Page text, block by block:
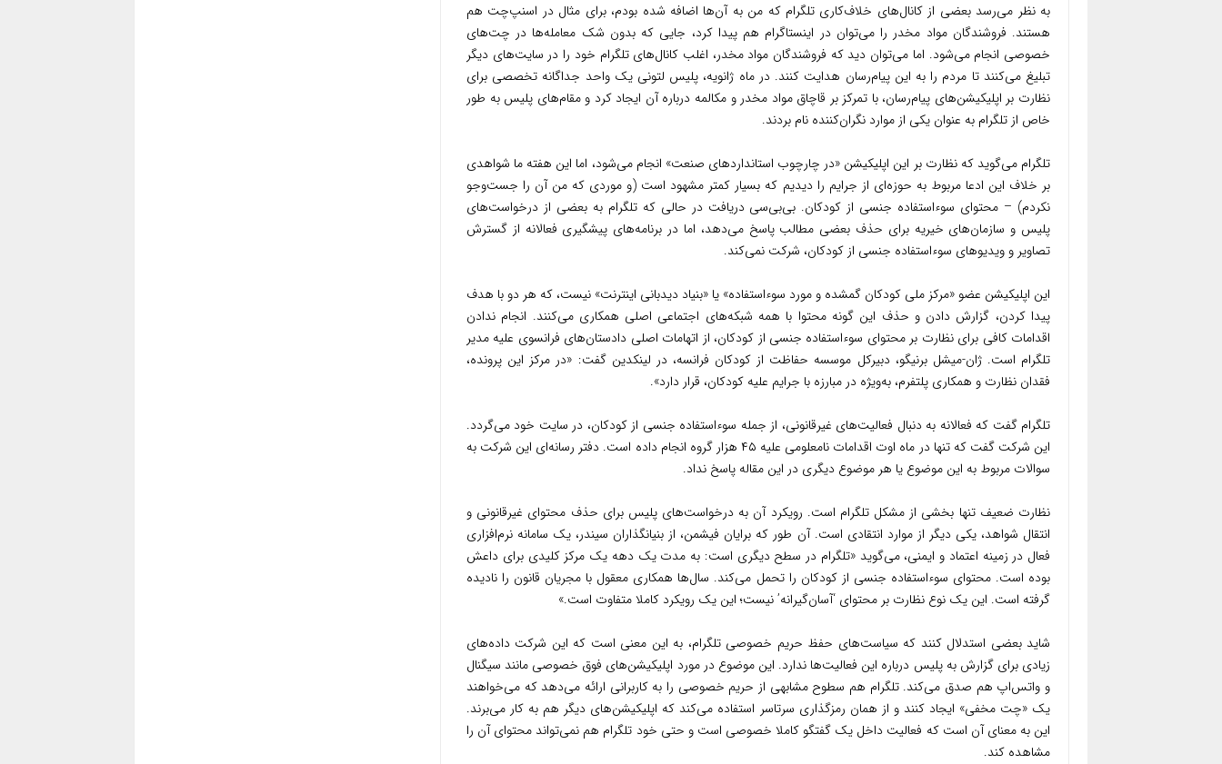
به نظر می‌رسد بعضی از کانال‌های خلاف‌کاری تلگرام که من به آن‌ها اضافه شده بودم، برای مثال در اسنپ‌چت هم
هستند. فروشندگان مواد مخدر را می‌توان در اینستاگرام هم پیدا کرد، جایی که بدون شک معامله‌ها در چت‌های
خصوصی انجام می‌شود. اما می‌توان دید که فروشندگان مواد مخدر، اغلب کانال‌های تلگرام خود را در سایت‌های دیگر
تبلیغ می‌کنند تا مردم را به این پیام‌رسان هدایت کنند. در ماه ژانویه، پلیس لتونی یک واحد جداگانه تخصصی برای
نظارت بر اپلیکیشن‌های پیام‌رسان، با تمرکز بر قاچاق مواد مخدر و مکالمه درباره آن ایجاد کرد و مقام‌های پلیس به طور
خاص از تلگرام به عنوان یکی از موارد نگران‌کننده نام بردند.
تلگرام می‌گوید که نظارت بر این اپلیکیشن «در چارچوب استانداردهای صنعت» انجام می‌شود، اما این هفته ما شواهدی
بر خلاف این ادعا مربوط به حوزه‌ای از جرایم را دیدیم که بسیار کمتر مشهود است (و موردی که من آن را جست‌وجو
نکردم) – محتوای سوءاستفاده جنسی از کودکان. بی‌بی‌سی دریافت در حالی که تلگرام به بعضی از درخواست‌های
پلیس و سازمان‌های خیریه برای حذف بعضی مطالب‌ پاسخ می‌دهد، اما در برنامه‌های پیشگیری فعالانه از گسترش
تصاویر و ویدیوهای سوءاستفاده جنسی از کودکان، شرکت نمی‌کند.
این اپلیکیشن عضو «مرکز ملی کودکان گمشده و مورد سوء‌استفاده» یا «بنیاد دیدبانی اینترنت» نیست، که هر دو با هدف
پیدا کردن، گزارش دادن و حذف این گونه محتوا با همه شبکه‌های اجتماعی اصلی همکاری می‌کنند. انجام ندادن
اقدامات کافی برای نظارت بر محتوای سوءاستفاده جنسی از کودکان، از اتهامات اصلی دادستان‌های فرانسوی علیه مدیر
تلگرام است. ژان-میشل برنیگو، دبیرکل موسسه حفاظت از کودکان فرانسه، در لینکدین گفت: «در مرکز این پرونده،
فقدان نظارت و همکاری پلتفرم، به‌ویژه در مبارزه با جرایم علیه کودکان، قرار دارد».
تلگرام گفت که فعالانه به دنبال فعالیت‌های غیرقانونی، از جمله سوءاستفاده جنسی از کودکان، در سایت خود می‌گردد.
این شرکت گفت که تنها در ماه اوت اقدامات نامعلومی علیه ۴۵ هزار گروه انجام داده است. دفتر رسانه‌ای این شرکت به
سوالات مربوط به این موضوع یا هر موضوع دیگری در این مقاله پاسخ نداد.
نظارت ضعیف تنها بخشی از مشکل تلگرام است. رویکرد آن به درخواست‌های پلیس برای حذف محتوای غیرقانونی و
انتقال شواهد، یکی دیگر از موارد انتقادی است. آن طور که برایان فیشمن، از بنیانگذاران سیندر، یک سامانه نرم‌افزاری
فعال در زمینه اعتماد و ایمنی، می‌گوید «تلگرام در سطح دیگری است: به مدت یک دهه یک مرکز کلیدی برای داعش
بوده است. محتوای سوءاستفاده جنسی از کودکان را تحمل می‌کند. سال‌ها همکاری معقول با مجریان قانون را نادیده
گرفته است. این یک نوع نظارت بر محتوای ‘آسان‌گیرانه’ نیست؛ این یک رویکرد کاملا متفاوت است.»
شاید بعضی استدلال کنند که سیاست‌های حفظ حریم خصوصی تلگرام، به این معنی است که این شرکت داده‌های
زیادی برای گزارش به پلیس درباره این فعالیت‌ها ندارد. این موضوع در مورد اپلیکیشن‌های فوق خصوصی مانند سیگنال
و واتس‌اپ هم صدق می‌کند. تلگرام هم سطوح مشابهی از حریم خصوصی را به کاربرانی ارائه می‌دهد که می‌خواهند
یک «چت مخفی» ایجاد کنند و از همان رمزگذاری سرتاسر استفاده می‌کند که اپلیکیشن‌های دیگر هم به کار می‌برند.
این به معنای آن است که فعالیت داخل یک گفتگو کاملا خصوصی است و حتی خود تلگرام هم نمی‌تواند محتوای آن را
مشاهده کند.